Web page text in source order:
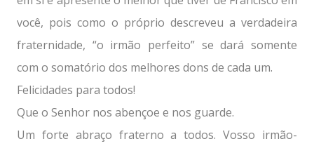
você, pois como o próprio descreveu a verdadeira
fraternidade, “o irmão perfeito” se dará somente
com o somatório dos melhores dons de cada um.
Felicidades para todos!
Que o Senhor nos abençoe e nos guarde.
Um forte abraço fraterno a todos. Vosso irmão-